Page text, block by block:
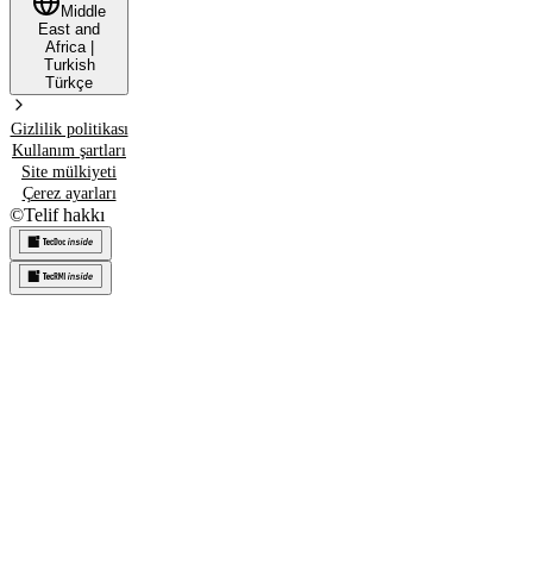
Middle
East and
Africa|
Turkish
Türkçe
Gizlilik politikası
Kullanım şartları
Site mülkiyeti
Çerez ayarları
©Telif hakkı